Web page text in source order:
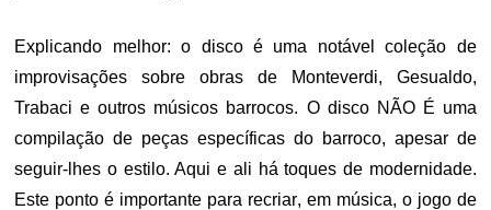
Explicando melhor: o disco é uma notável coleção de
improvisações sobre obras de Monteverdi, Gesualdo,
Trabaci e outros músicos barrocos. O disco NÃO É uma
compilação de peças específicas do barroco, apesar de
seguir-lhes o estilo. Aqui e ali há toques de modernidade.
Este ponto é importante para recriar, em música, o jogo de